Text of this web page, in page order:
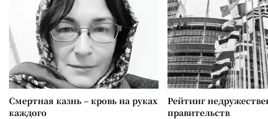
Смертная казнь – кровь на руках
каждого
Рейтинг
правительств